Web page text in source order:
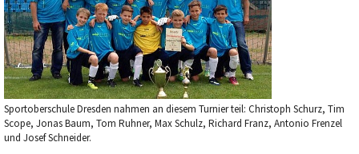
Sportoberschule Dresden nahmen an diesem Turnier teil: Christoph Schurz, Tim
Scope, Jonas Baum, Tom Ruhner, Max Schulz, Richard Franz, Antonio Frenzel
und Josef Schneider.